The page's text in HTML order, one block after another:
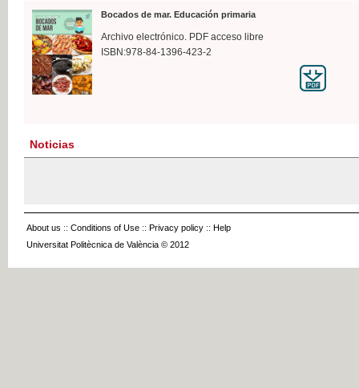
Bocados de mar. Educación primaria
Archivo electrónico. PDF acceso libre
ISBN:978-84-1396-423-2
Noticias
About us :: Conditions of Use :: Privacy policy :: Help
Universitat Politècnica de València © 2012